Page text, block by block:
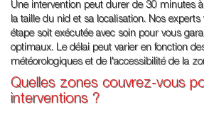
Une intervention peut durer de 30 minutes
la taille du nid et sa localisation. Nos
étape soit exécutée avec soin pour vous
optimaux. Le délai peut varier en fonction
météorologiques et de l'accessibilité de la
Quelles zones couvrez-vous
interventions ?